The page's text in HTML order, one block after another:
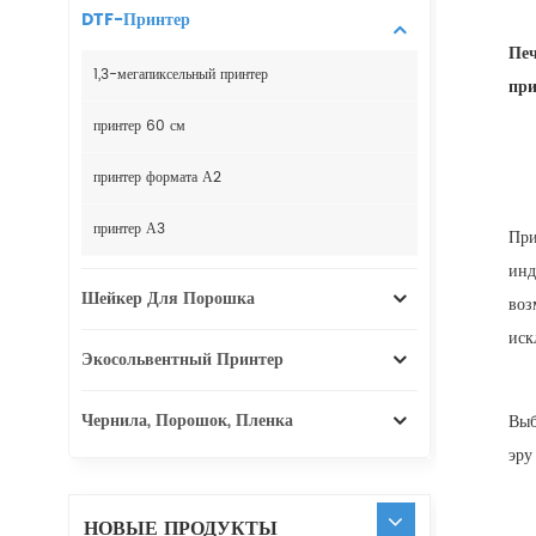
DTF-Принтер
1,3-мегапиксельный принтер
принтер 60 см
принтер формата А2
принтер А3
Шейкер Для Порошка
Экосольвентный Принтер
Чернила, Порошок, Пленка
НОВЫЕ ПРОДУКТЫ